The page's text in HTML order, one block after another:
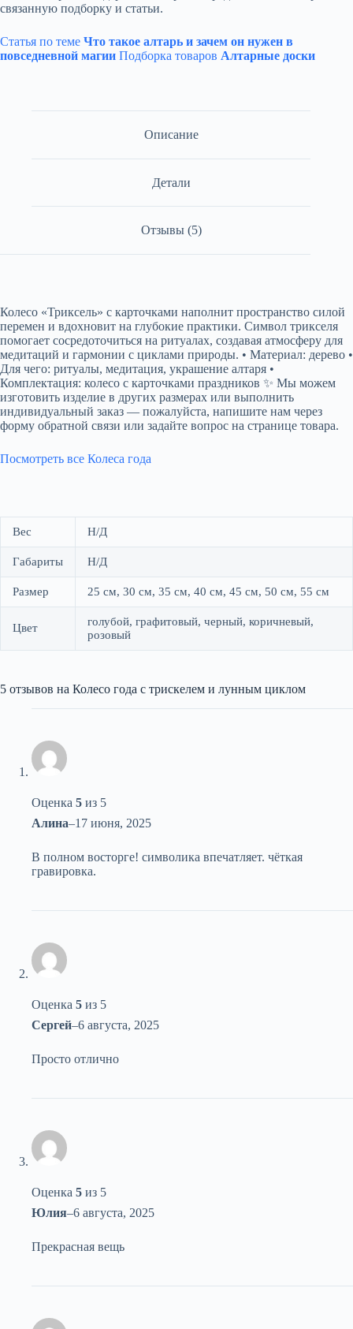
связанную подборку и статьи.
Статья по теме Что такое алтарь и зачем он нужен в
повседневной магии Подборка товаров Алтарные доски
Описание
Детали
Отзывы (5)
Колесо «Триксель» с карточками наполнит пространство силой
перемен и вдохновит на глубокие практики. Символ трикселя
помогает сосредоточиться на ритуалах, создавая атмосферу для
медитаций и гармонии с циклами природы. • Материал: дерево •
Для чего: ритуалы, медитация, украшение алтаря •
Комплектация: колесо с карточками праздников ✨ Мы можем
изготовить изделие в других размерах или выполнить
индивидуальный заказ — пожалуйста, напишите нам через
форму обратной связи или задайте вопрос на странице товара.
Посмотреть все Колеса года
Вес Н/Д
Габариты Н/Д
Размер 25 см, 30 см, 35 см, 40 см, 45 см, 50 см, 55 см
Цвет
голубой, графитовый, черный, коричневый,
розовый
5 отзывов на Колесо года с трискелем и лунным циклом
Оценка 5 из 5
Алина–17 июня, 2025
В полном восторге! символика впечатляет. чёткая
гравировка.
Оценка 5 из 5
Сергей–6 августа, 2025
Просто отлично
Оценка 5 из 5
Юлия–6 августа, 2025
Прекрасная вещь